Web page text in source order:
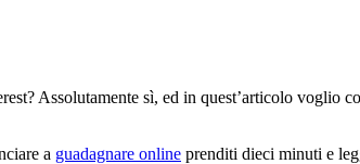
Assolutamente sì, ed in quest’articolo
a guadagnare online prenditi dieci minuti e